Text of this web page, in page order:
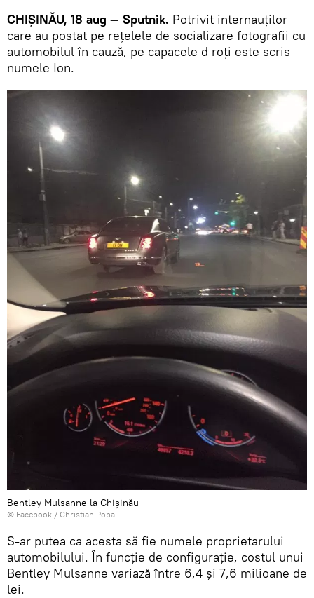
CHIȘINĂU, 18 aug — Sputnik. Potrivit internauților
care au postat pe rețelele de socializare fotografii cu
automobilul în cauză, pe capacele d roți este scris
numele Ion.
Bentley Mulsanne la Chișinău
© Facebook / Christian Popa
S-ar putea ca acesta să fie numele proprietarului
automobilului. În funcție de configurație, costul unui
Bentley Mulsanne variază între 6,4 și 7,6 milioane de
lei.